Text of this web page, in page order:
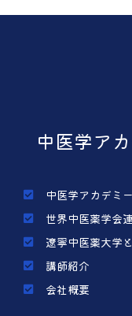
中医学ア
中医学アカデミ
世界中医薬学会
遼寧中医薬大学
講師紹介
会社概要